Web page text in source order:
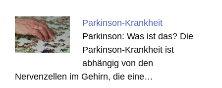
Parkinson-Krankheit
Parkinson: Was ist das? Die
Parkinson-Krankheit ist
abhängig von den
Nervenzellen im Gehirn, die eine…